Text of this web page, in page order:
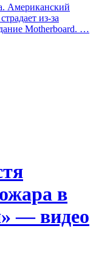
из-за
Motherboard. …
в
— видео